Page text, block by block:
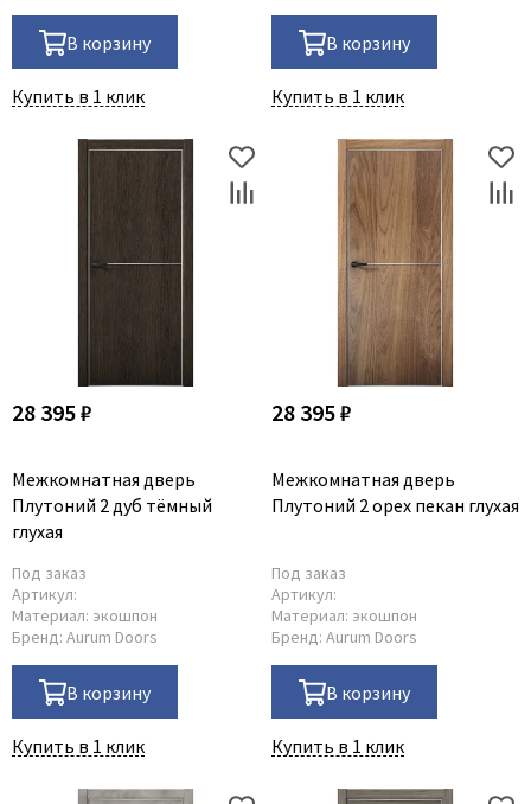
В корзину
Купить в 1 клик
В корзину
Купить в 1 клик
28 395 ₽
Межкомнатная дверь
Плутоний 2 дуб тёмный
глухая
Под заказ
Артикул:
Материал: экошпон
Бренд: Aurum Doors
В корзину
Купить в 1 клик
28 395 ₽
Межкомнатная дверь
Плутоний 2 орех пекан глухая
Под заказ
Артикул:
Материал: экошпон
Бренд: Aurum Doors
В корзину
Купить в 1 клик